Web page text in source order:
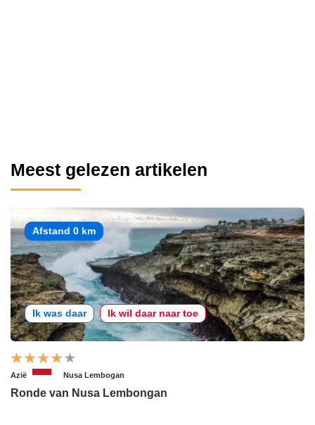
Meest gelezen artikelen
Afstand 0 km
Ik was daar Ik wil daar naar toe
Azië Nusa Lembogan
Ronde van Nusa Lembongan